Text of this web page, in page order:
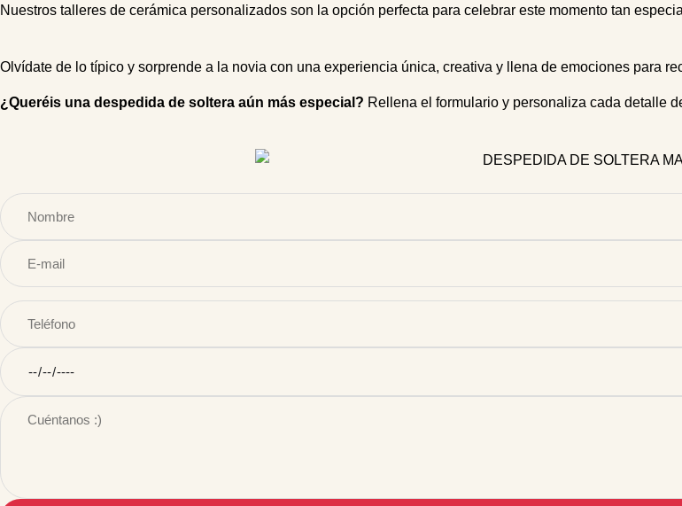
Nuestros talleres de cerámica personalizados son la opción perfecta para celebrar este momento tan
Olvídate de lo típico y sorprende a la novia con una experiencia única, creativa y llena de emociones para
¿Queréis una despedida de soltera aún más especial? Rellena el formulario y personaliza cada detalle